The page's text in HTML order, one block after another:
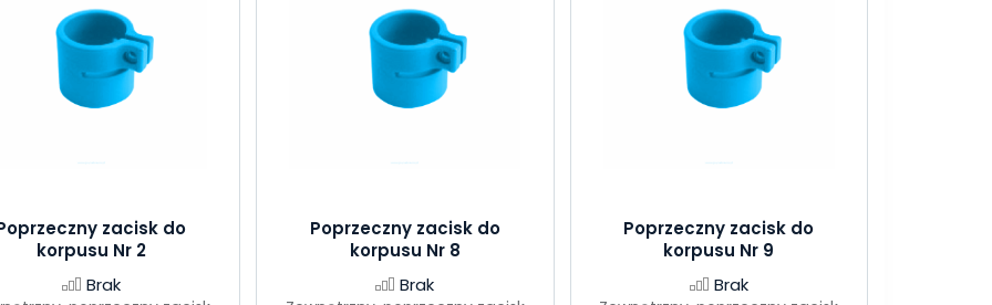
zacisk do
korpusu Nr 2
Brak
Poprzeczny zacisk do
korpusu Nr 8
Brak
Poprzeczny zacisk do
korpusu Nr 9
Brak